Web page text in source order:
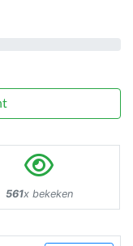
561x bekeken